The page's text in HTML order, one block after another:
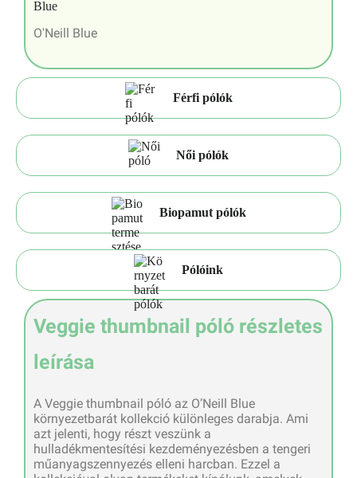
O'Neill Blue
Férfi pólók
Női pólók
Biopamut pólók
Pólóink
Veggie thumbnail póló részletes
leírása
A Veggie thumbnail póló az O’Neill Blue
környezetbarát kollekció különleges darabja. Ami
azt jelenti, hogy részt veszünk a
hulladékmentesítési kezdeményezésben a tengeri
műanyagszennyezés elleni harcban. Ezzel a